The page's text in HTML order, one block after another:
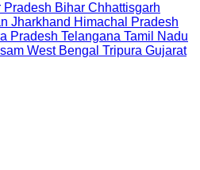
Pradesh Bihar Chhattisgarh
Jharkhand Himachal Pradesh
Pradesh Telangana Tamil Nadu
West Bengal Tripura Gujarat